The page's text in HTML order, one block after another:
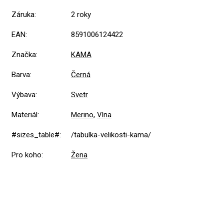
Záruka: 2 roky
EAN: 8591006124422
Značka: KAMA
Barva: Černá
Výbava: Svetr
Materiál: Merino, Vlna
#sizes_table#: /tabulka-velikosti-kama/
Pro koho: Žena